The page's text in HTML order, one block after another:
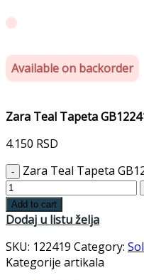
Available on backorder
Zara Teal Tapeta
4.150 RSD
Zara Teal Tapeta
Add to cart
Dodaj u listu želja
SKU: 122419 Category:
Kategorije artikala